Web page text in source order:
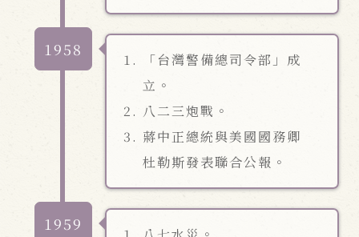
1958
「台灣警備總司令部」成
立。
八二三炮戰。
蔣中正總統與美國國務卿
杜勒斯發表聯合公報。
1959